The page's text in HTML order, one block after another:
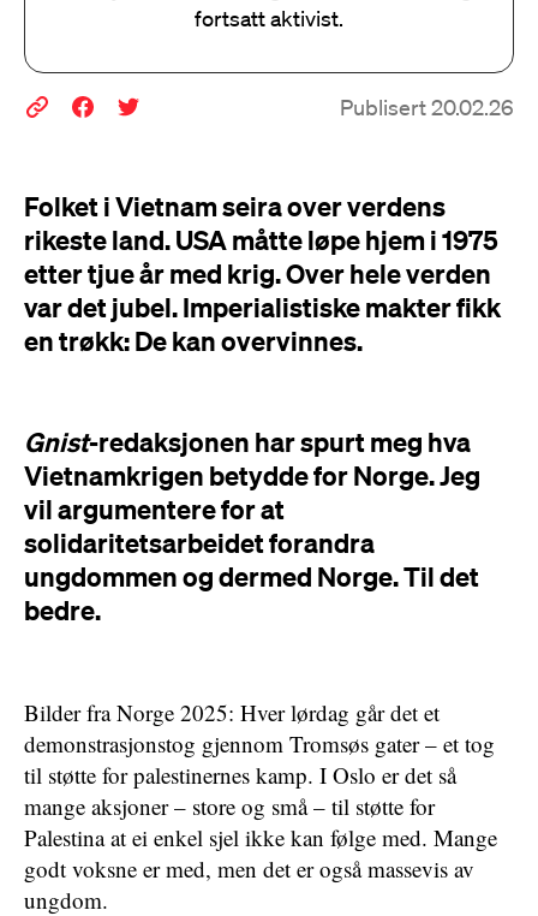
fortsatt aktivist.
Publisert 20.02.26
Folket i Vietnam seira over verdens
rikeste land. USA måtte løpe hjem i 1975
etter tjue år med krig. Over hele verden
var det jubel. Imperialistiske makter fikk
en trøkk: De kan overvinnes.
Gnist-redaksjonen har spurt meg hva
Vietnamkrigen betydde for Norge. Jeg
vil argumentere for at
solidaritetsarbeidet forandra
ungdommen og dermed Norge. Til det
bedre.
Bilder fra Norge 2025: Hver lørdag går det et
demonstrasjonstog gjennom Tromsøs gater – et tog
til støtte for palestinernes kamp. I Oslo er det så
mange aksjoner – store og små – til støtte for
Palestina at ei enkel sjel ikke kan følge med. Mange
godt voksne er med, men det er også massevis av
ungdom.